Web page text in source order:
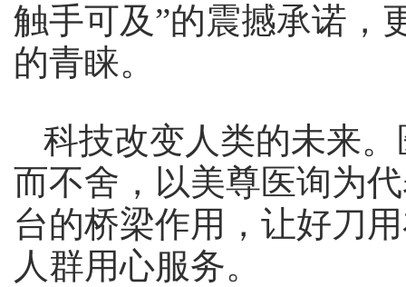
触手可及”的震撼承诺，
的青睐。
科技改变人类的未来
而不舍，以美尊医询为
台的桥梁作用，让好刀
人群用心服务。